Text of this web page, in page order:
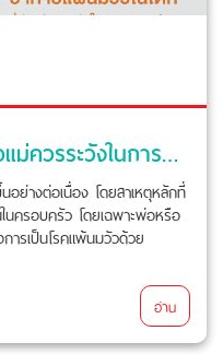
อาการแพ้นมวัวในเด็ก ที่พ่อแม่ควรระวังในการดูแลลูกน้อย
อย่างต่อเนื่อง โดยสาเหตุหลักที่
ครอบครัว โดยเฉพาะพ่อหรือ
ารเป็นโรคแพ้นมวัวด้วย
อ่าน